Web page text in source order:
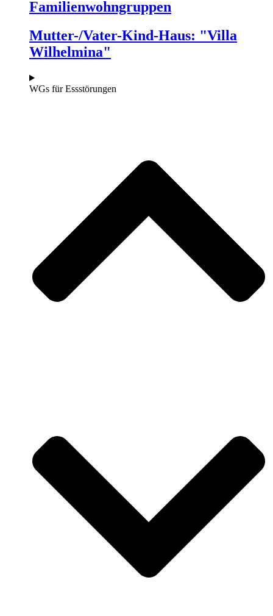
Familienwohngruppen
Mutter-/Vater-Kind-Haus: "Villa
Wilhelmina"
WGs für Essstörungen